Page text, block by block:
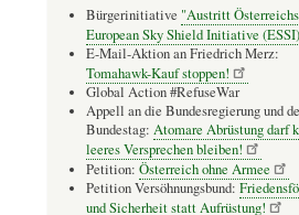
Bürgerinitiative "Austritt
European Sky Shield Initiative
E-Mail-Aktion an Friedrich Merz:
Tomahawk-Kauf stoppen!
Global Action #RefuseWar
Appell an die Bundesregierung und
Bundestag: Atomare Abrüstung darf
leeres Versprechen bleiben!
Petition: Österreich ohne Armee
Petition Versöhnungsbund:
und Sicherheit statt Aufrüstung!